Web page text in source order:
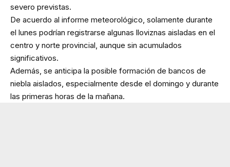
severo previstas.
De acuerdo al informe meteorológico, solamente durante
el lunes podrían registrarse algunas lloviznas aisladas en el
centro y norte provincial, aunque sin acumulados
significativos.
Además, se anticipa la posible formación de bancos de
niebla aislados, especialmente desde el domingo y durante
las primeras horas de la mañana.